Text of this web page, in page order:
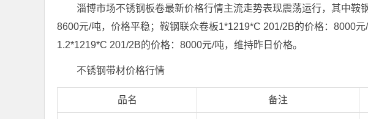
淄博市场不锈钢板卷最新价格行情主流走势表现震荡运行，其中鞍
8600元/吨，价格平稳；鞍钢联众卷板1*1219*C 201/2B的价格：8000
1.2*1219*C 201/2B的价格：8000元/吨，维持昨日价格。
不锈钢带材价格行情
品名 备注